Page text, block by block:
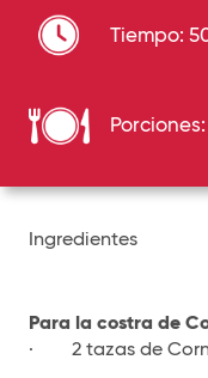
Tiempo:
Ingredientes
Para la costra de
· 2 tazas de Corn